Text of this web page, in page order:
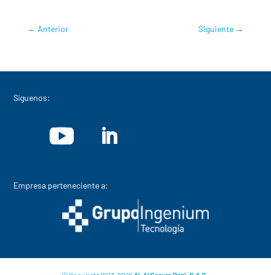
← Anterior Siguiente →
Síguenos:
Empresa perteneciente a: